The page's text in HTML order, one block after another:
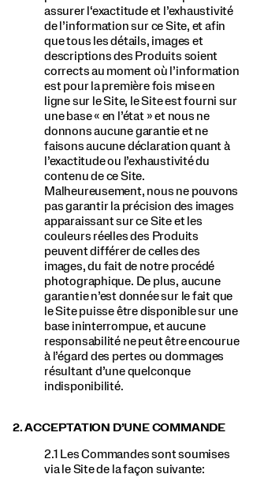
assurer l‘exactitude et l’exhaustivité
de l’information sur ce Site, et afin
que tous les détails, images et
descriptions des Produits soient
corrects au moment où l’information
est pour la première fois mise en
ligne sur le Site, le Site est fourni sur
une base « en l’état » et nous ne
donnons aucune garantie et ne
faisons aucune déclaration quant à
l’exactitude ou l’exhaustivité du
contenu de ce Site.
Malheureusement, nous ne pouvons
pas garantir la précision des images
apparaissant sur ce Site et les
couleurs réelles des Produits
peuvent différer de celles des
images, du fait de notre procédé
photographique. De plus, aucune
garantie n’est donnée sur le fait que
le Site puisse être disponible sur une
base ininterrompue, et aucune
responsabilité ne peut être encourue
à l’égard des pertes ou dommages
résultant d’une quelconque
indisponibilité.
2. ACCEPTATION D’UNE COMMANDE
2.1 Les Commandes sont soumises
via le Site de la façon suivante: